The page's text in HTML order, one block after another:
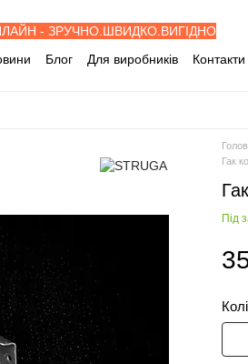
- ЗРУЧНО.ШВИДКО.ВИГІДНО
Блог Для виробників
Контакти
Гак
Під